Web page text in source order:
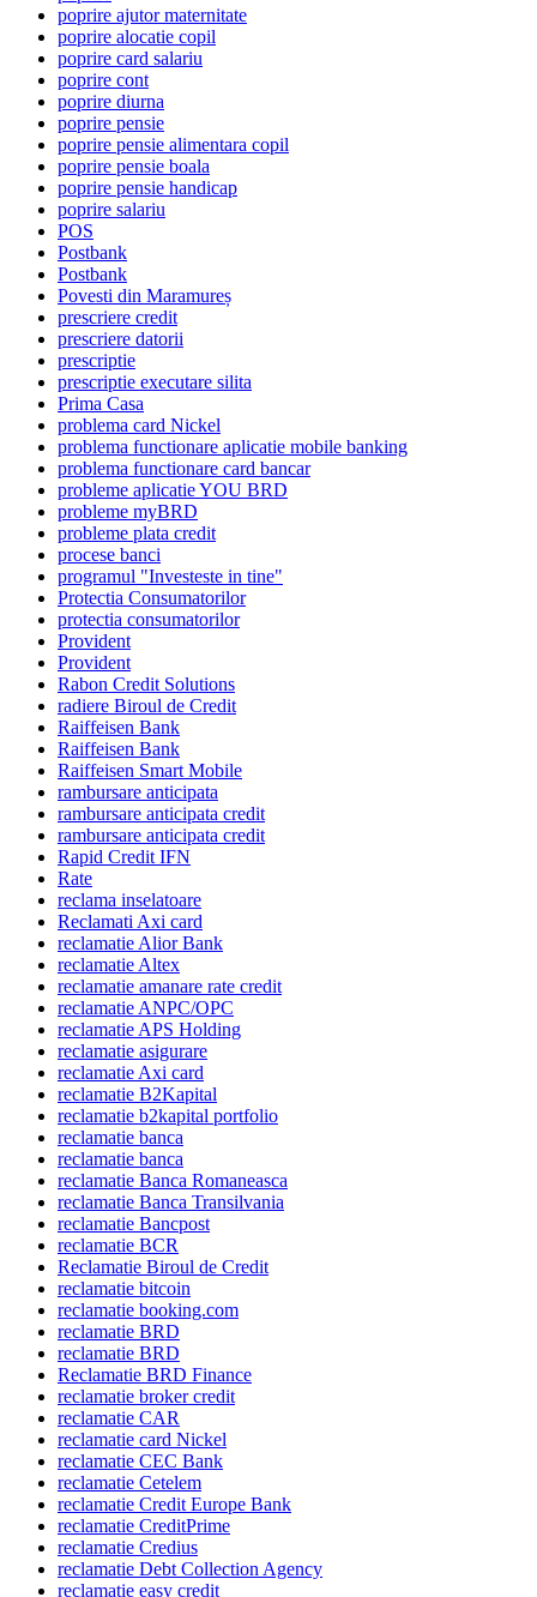
poprire ajutor maternitate
poprire alocatie copil
poprire card salariu
poprire cont
poprire diurna
poprire pensie
poprire pensie alimentara copil
poprire pensie boala
poprire pensie handicap
poprire salariu
POS
Postbank
Postbank
Povesti din Maramureș
prescriere credit
prescriere datorii
prescriptie
prescriptie executare silita
Prima Casa
problema card Nickel
problema functionare aplicatie mobile banking
problema functionare card bancar
probleme aplicatie YOU BRD
probleme myBRD
probleme plata credit
procese banci
programul "Investeste in tine"
Protectia Consumatorilor
protectia consumatorilor
Provident
Provident
Rabon Credit Solutions
radiere Biroul de Credit
Raiffeisen Bank
Raiffeisen Bank
Raiffeisen Smart Mobile
rambursare anticipata
rambursare anticipata credit
rambursare anticipata credit
Rapid Credit IFN
Rate
reclama inselatoare
Reclamati Axi card
reclamatie Alior Bank
reclamatie Altex
reclamatie amanare rate credit
reclamatie ANPC/OPC
reclamatie APS Holding
reclamatie asigurare
reclamatie Axi card
reclamatie B2Kapital
reclamatie b2kapital portfolio
reclamatie banca
reclamatie banca
reclamatie Banca Romaneasca
reclamatie Banca Transilvania
reclamatie Bancpost
reclamatie BCR
Reclamatie Biroul de Credit
reclamatie bitcoin
reclamatie booking.com
reclamatie BRD
reclamatie BRD
Reclamatie BRD Finance
reclamatie broker credit
reclamatie CAR
reclamatie card Nickel
reclamatie CEC Bank
reclamatie Cetelem
reclamatie Credit Europe Bank
reclamatie CreditPrime
reclamatie Credius
reclamatie Debt Collection Agency
reclamatie easy credit